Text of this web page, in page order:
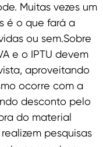
Muitas vezes um
é o que fará a
ou sem.Sobre
e o IPTU devem
aproveitando
ocorre com a
desconto pelo
do material
pesquisas